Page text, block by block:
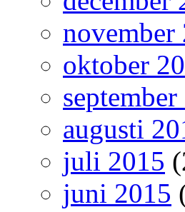
november
oktober
augusti
juli 2015
juni 2015